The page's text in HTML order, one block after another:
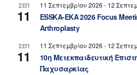
ΣΕΠ
11
11 Σεπτεμβρίου 2026 - 12
ESSKA-EKA 2026 Focus
Arthroplasty
ΣΕΠ
11
11 Σεπτεμβρίου 2026 - 12
10η Μετεκπαιδευτική
Παχυσαρκίας